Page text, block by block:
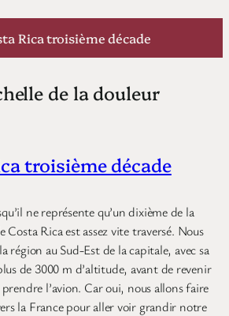
Rica troisième décade
de la douleur
troisième décade
ne représente qu’un dixième de la
Costa Rica est assez vite traversé. Nous
région au Sud-Est de la capitale, avec sa
de 3000 m d’altitude, avant de revenir
l’avion. Car oui, nous allons faire
la France pour aller voir grandir notre